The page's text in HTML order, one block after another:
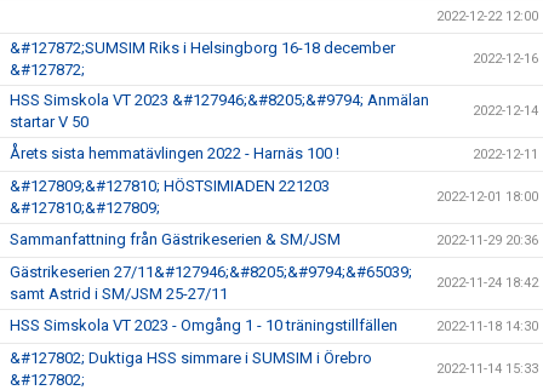
2022-12-22 12:00
&#127872;SUMSIM Riks i Helsingborg 16-18 december
&#127872;
2022-12-16
HSS Simskola VT 2023 &#127946;&#8205;&#9794; Anmälan
startar V 50
2022-12-14
Årets sista hemmatävlingen 2022 - Harnäs 100 ! 2022-12-11
&#127809;&#127810; HÖSTSIMIADEN 221203
&#127810;&#127809;
2022-12-01 18:00
Sammanfattning från Gästrikeserien & SM/JSM 2022-11-29 20:36
Gästrikeserien 27/11&#127946;&#8205;&#9794;&#65039;
samt Astrid i SM/JSM 25-27/11
2022-11-24 18:42
HSS Simskola VT 2023 - Omgång 1 - 10 träningstillfällen 2022-11-18 14:30
&#127802; Duktiga HSS simmare i SUMSIM i Örebro
&#127802;
2022-11-14 15:33